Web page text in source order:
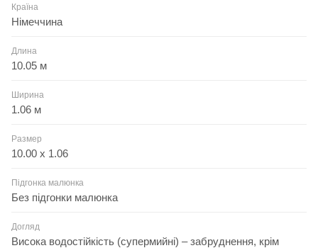
Країна
Німеччина
Длина
10.05 м
Ширина
1.06 м
Размер
10.00 x 1.06
Підгонка малюнка
Без підгонки малюнка
Догляд
Висока водостійкість (супермийні) – забруднення, крім